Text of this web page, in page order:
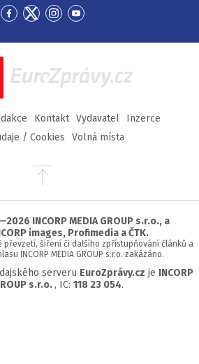
Přejít
Facebook
Přejít
Twitter
Přejít
Instagram
Přejít
YouTube
EuroZprávy.cz
Kontakt Vydavatel
Inzerce
/ Cookies
Volná místa
Přejít
stránky
INCORP MEDIA GROUP s.r.o., a
images, Profimedia a ČTK.
převzetí, šíření či dalšího zpřístupňování článků a
INCORP MEDIA GROUP s.r.o. zakázáno.
serveru EuroZprávy.cz je INCORP
s.r.o. , IC: 118 23 054.